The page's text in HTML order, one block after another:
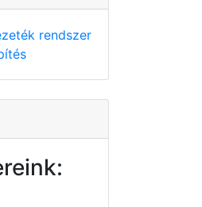
rendszer